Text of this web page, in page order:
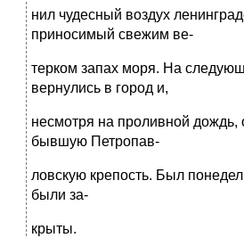
нил чудесный воздух
приносимый свежим ве-
терком запах моря. На
вернулись в город и,
несмотря на проливной дождь,
бывшую Петропав-
ловскую крепость. Был
были за-
крыты.